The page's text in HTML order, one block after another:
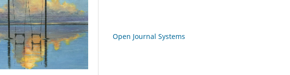
Open Journal Systems